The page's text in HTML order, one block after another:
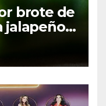
brote de
jalapeños
345